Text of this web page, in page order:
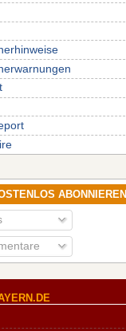
ABONNIEREN